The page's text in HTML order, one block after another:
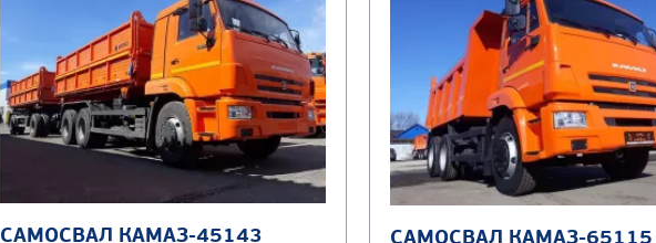
САМОСВАЛ КАМАЗ-45143 САМОСВАЛ КАМАЗ-65115